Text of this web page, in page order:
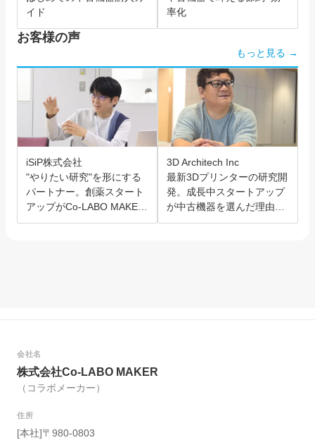
イド
率化
お客様の声
もっと見る →
iSiP株式会社
"やりたい研究"を形にする
パートナー。創薬スタート
アップがCo-LABO MAKER
を選んだ理由。
3D Architech Inc
最新3Dプリンターの研究開
発。成長中スタートアップ
が中古機器を選んだ理由と
は？
会社名
株式会社Co-LABO MAKER
（コラボメーカー）
住所
[本社]〒980-0803